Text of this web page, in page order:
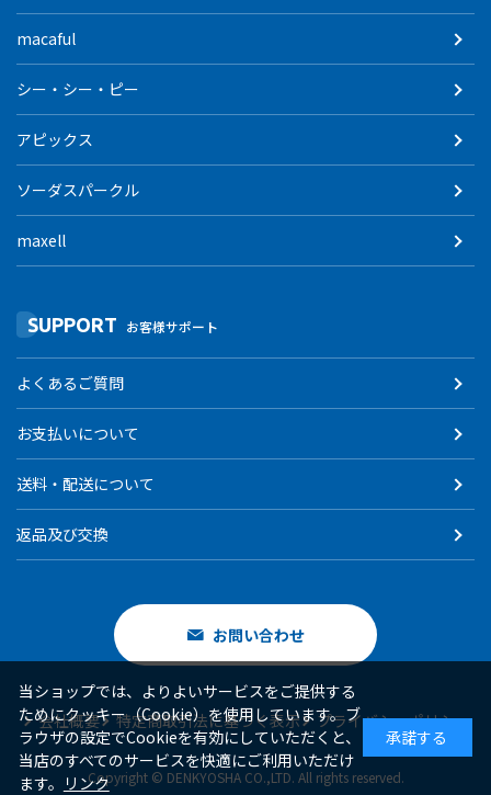
macaful
シー・シー・ピー
アピックス
ソーダスパークル
maxell
SUPPORT お客様サポート
よくあるご質問
お支払いについて
送料・配送について
返品及び交換
お問い合わせ
会社概要 特定商取引法に基づく表示 プライバシーポリシー
Copyright © DENKYOSHA CO.,LTD. All rights reserved.
当ショップでは、よりよいサービスをご提供する
ためにクッキー（Cookie）を使用しています。ブ
ラウザの設定でCookieを有効にしていただくと、
当店のすべてのサービスを快適にご利用いただけ
ます。 リンク
承諾する